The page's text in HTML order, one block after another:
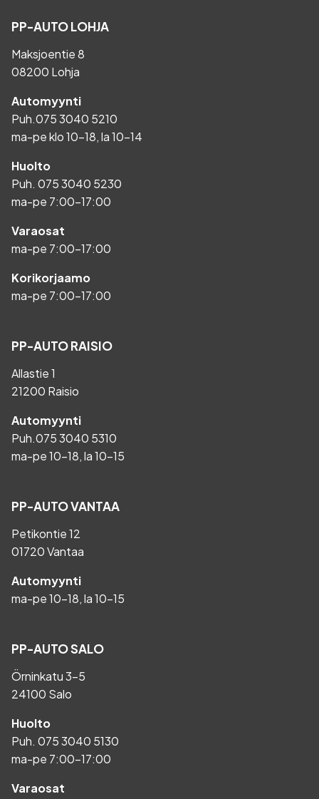
PP-AUTO LOHJA
Maksjoentie 8
08200 Lohja
Automyynti
Puh.075 3040 5210
ma-pe klo 10-18, la 10-14
Huolto
Puh. 075 3040 5230
ma-pe 7:00-17:00
Varaosat
ma-pe 7:00-17:00
Korikorjaamo
ma-pe 7:00-17:00
PP-AUTO RAISIO
Allastie 1
21200 Raisio
Automyynti
Puh.075 3040 5310
ma-pe 10-18, la 10-15
PP-AUTO VANTAA
Petikontie 12
01720 Vantaa
Automyynti
ma-pe 10-18, la 10-15
PP-AUTO SALO
Örninkatu 3-5
24100 Salo
Huolto
Puh. 075 3040 5130
ma-pe 7:00-17:00
Varaosat